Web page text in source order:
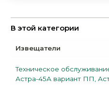
В этой категории
Извещатели
Техническое
Астра-45А вариант ПП,